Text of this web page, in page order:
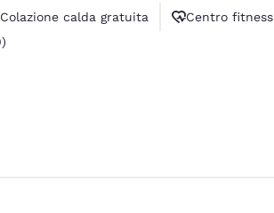
Colazione calda gratuita
Centro fitness
Gut. 660 Bewertungen